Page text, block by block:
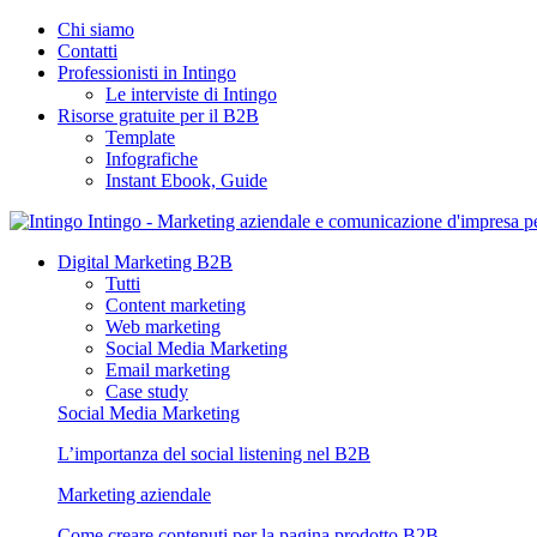
Chi siamo
Contatti
Professionisti in Intingo
Le interviste di Intingo
Risorse gratuite per il B2B
Template
Infografiche
Instant Ebook, Guide
Intingo - Marketing aziendale e comunicazione d'impresa
Digital Marketing B2B
Tutti
Content marketing
Web marketing
Social Media Marketing
Email marketing
Case study
Social Media Marketing
L’importanza del social listening nel B2B
Marketing aziendale